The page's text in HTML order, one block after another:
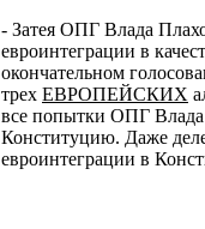
- Затея ОПГ Влада
евроинтеграции в
окончательном
трех ЕВРОПЕЙСКИХ
все попытки ОПГ Влада
Конституцию. Даже
евроинтеграции в